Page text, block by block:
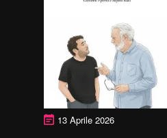
13 Aprile 2026